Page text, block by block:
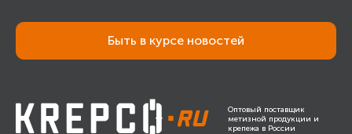
Быть в курсе новостей
Оптовый поставщик
метизной продукции и
крепежа в России